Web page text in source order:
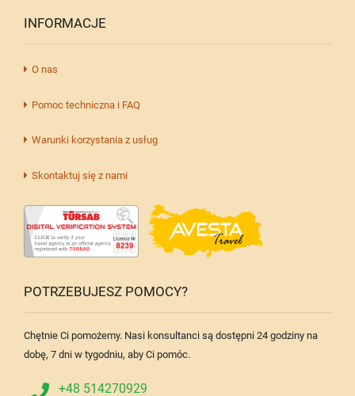
INFORMACJE
O nas
Pomoc techniczna i FAQ
Warunki korzystania z usług
Skontaktuj się z nami
POTRZEBUJESZ POMOCY?
Chętnie Ci pomożemy. Nasi konsultanci są dostępni 24 godziny na
dobę, 7 dni w tygodniu, aby Ci pomóc.
+48 514270929